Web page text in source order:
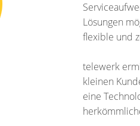
Lösungen
flexible und
telewerk
kleinen
eine